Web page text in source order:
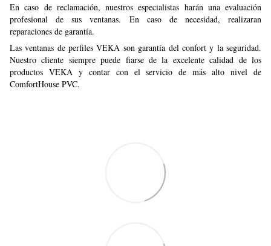
En caso de reclamación, nuestros especialistas harán una evaluación
profesional de sus ventanas. En caso de necesidad, realizaran
reparaciones de garantía.
Las ventanas de perfiles VEKA son garantía del confort y la seguridad.
Nuestro cliente siempre puede fiarse de la excelente calidad de los
productos VEKA y contar con el servicio de más alto nivel de
ComfortHouse PVC.